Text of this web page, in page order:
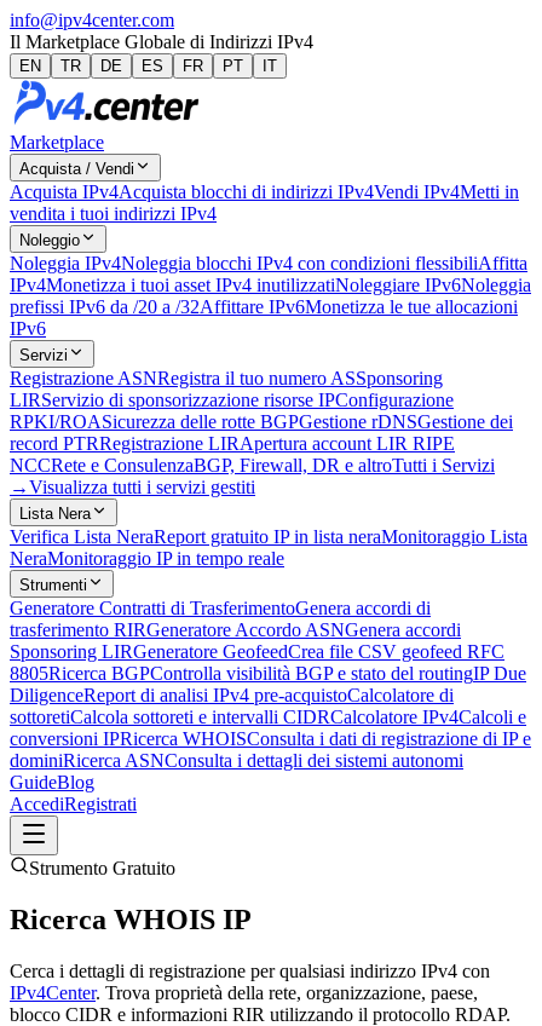
info@ipv4center.com
Il Marketplace Globale di Indirizzi IPv4
EN TR DE ES FR PT IT
Marketplace
Acquista / Vendi
Acquista IPv4Acquista blocchi di indirizzi IPv4Vendi IPv4Metti in
vendita i tuoi indirizzi IPv4
Noleggio
Noleggia IPv4Noleggia blocchi IPv4 con condizioni flessibiliAffitta
IPv4Monetizza i tuoi asset IPv4 inutilizzatiNoleggiare IPv6Noleggia
prefissi IPv6 da /20 a /32Affittare IPv6Monetizza le tue allocazioni
IPv6
Servizi
Registrazione ASNRegistra il tuo numero ASSponsoring
LIRServizio di sponsorizzazione risorse IPConfigurazione
RPKI/ROASicurezza delle rotte BGPGestione rDNSGestione dei
record PTRRegistrazione LIRApertura account LIR RIPE
NCCRete e ConsulenzaBGP, Firewall, DR e altroTutti i Servizi
→Visualizza tutti i servizi gestiti
Lista Nera
Verifica Lista NeraReport gratuito IP in lista neraMonitoraggio Lista
NeraMonitoraggio IP in tempo reale
Strumenti
Generatore Contratti di TrasferimentoGenera accordi di
trasferimento RIRGeneratore Accordo ASNGenera accordi
Sponsoring LIRGeneratore GeofeedCrea file CSV geofeed RFC
8805Ricerca BGPControlla visibilità BGP e stato del routingIP Due
DiligenceReport di analisi IPv4 pre-acquistoCalcolatore di
sottoretiCalcola sottoreti e intervalli CIDRCalcolatore IPv4Calcoli e
conversioni IPRicerca WHOISConsulta i dati di registrazione di IP e
dominiRicerca ASNConsulta i dettagli dei sistemi autonomi
GuideBlog
AccediRegistrati
Strumento Gratuito
Ricerca WHOIS IP
Cerca i dettagli di registrazione per qualsiasi indirizzo IPv4 con
IPv4Center. Trova proprietà della rete, organizzazione, paese,
blocco CIDR e informazioni RIR utilizzando il protocollo RDAP.